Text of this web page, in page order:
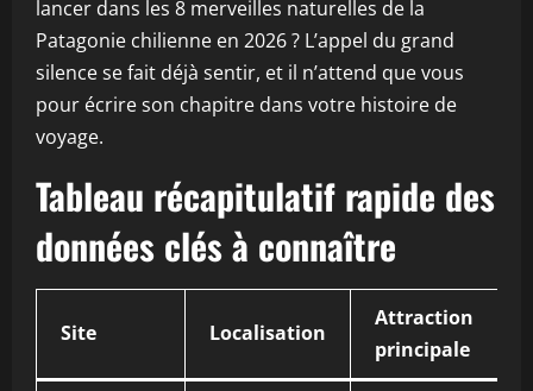
lancer dans les 8 merveilles naturelles de la
Patagonie chilienne en 2026 ? L’appel du grand
silence se fait déjà sentir, et il n’attend que vous
pour écrire son chapitre dans votre histoire de
voyage.
Tableau récapitulatif rapide des
données clés à connaître
Site Localisation
Attraction
principale